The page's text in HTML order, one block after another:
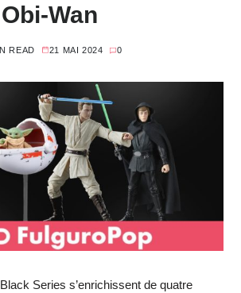
Wan
READ 21 MAI 2024 0
Series s’enrichissent de quatre